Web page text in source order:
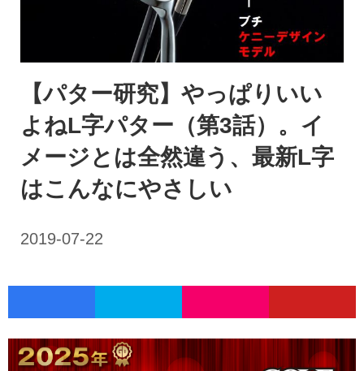
【パター研究】やっぱりいい
よねL字パター（第3話）。イ
メージとは全然違う、最新L字
はこんなにやさしい